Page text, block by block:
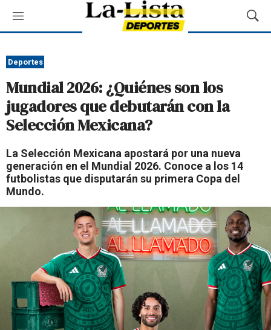
M
e
ú
M
o
Deportes
Mundial 2026: ¿Quiénes son los
jugadores que debutarán con la
Selección Mexicana?
La Selección Mexicana apostará por una nueva
generación en el Mundial 2026. Conoce a los 14
futbolistas que disputarán su primera Copa del
Mundo.